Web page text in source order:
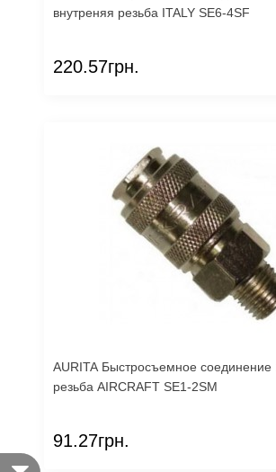
внутреняя резьба ITALY SE6-4SF
220.57грн.
AURITA Быстросъемное соединение 1/4 внешняя
резьба AIRCRAFT SE1-2SM
91.27грн.